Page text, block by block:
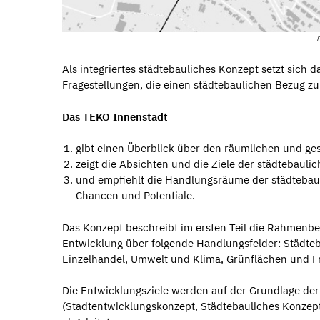
Als integriertes städtebauliches Konzept setzt sich
Fragestellungen, die einen städtebaulichen Bezug
Das TEKO Innenstadt
gibt einen Überblick über den räumlichen und
zeigt die Absichten und die Ziele der
und empfiehlt die Handlungsräume der
Chancen und Potentiale.
Das Konzept beschreibt im ersten Teil die
Entwicklung über folgende Handlungsfelder:
Einzelhandel, Umwelt und Klima, Grünflächen und
Die Entwicklungsziele werden auf der Grundlage
(Stadtentwicklungskonzept, Städtebauliches